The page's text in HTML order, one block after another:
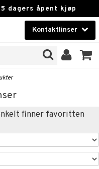
dagers åpent kjøp
Kontaktlinser
finner favoritten